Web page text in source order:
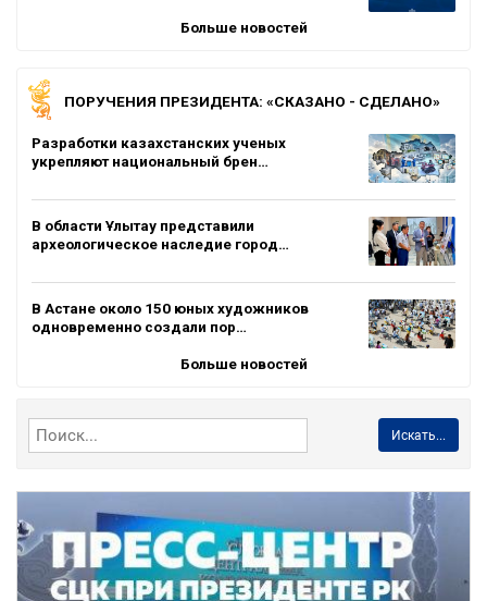
Больше новостей
ПОРУЧЕНИЯ ПРЕЗИДЕНТА: «СКАЗАНО - СДЕЛАНО»
Разработки казахстанских ученых
укрепляют национальный брен…
В области Ұлытау представили
археологическое наследие город…
В Астане около 150 юных художников
одновременно создали пор…
Больше новостей
Искать...